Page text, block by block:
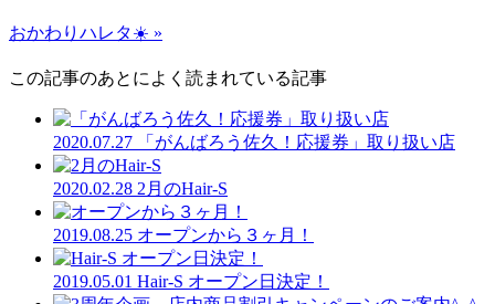
おかわりハレタ☀️ »
この記事のあとによく読まれている記事
2020.07.27 「がんばろう佐久！応援券」取り扱い店
2020.02.28 2月のHair-S
2019.08.25 オープンから３ヶ月！
2019.05.01 Hair-S オープン日決定！